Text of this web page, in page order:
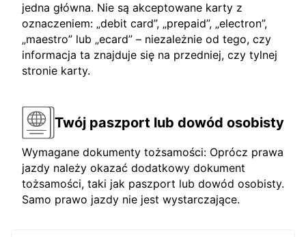
jedna główna. Nie są akceptowane karty z
oznaczeniem: „debit card”, „prepaid”, „electron”,
„maestro” lub „ecard” – niezależnie od tego, czy
informacja ta znajduje się na przedniej, czy tylnej
stronie karty.
Twój paszport lub dowód osobisty
Wymagane dokumenty tożsamości: Oprócz prawa
jazdy należy okazać dodatkowy dokument
tożsamości, taki jak paszport lub dowód osobisty.
Samo prawo jazdy nie jest wystarczające.